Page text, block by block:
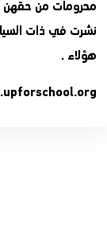
محرومات من حقهن
نشرت في ذات
هؤلاء .
upforschool.org
.